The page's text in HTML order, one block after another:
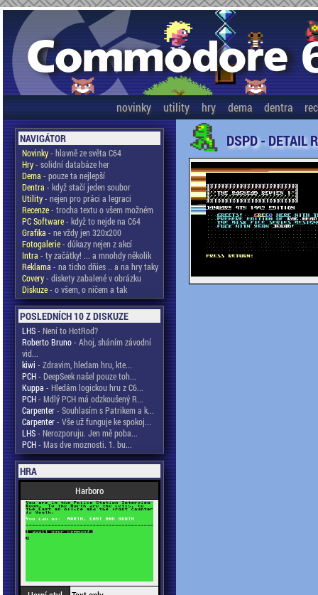
novinky utility hry dema dentra
NAVIGÁTOR
Novinky- hlavně ze světa C64
Hry- solidní databáze her
Dema - pouze ta nejlepší
Dentra - když stačí jeden soubor
Utility- nejen pro práci a legraci
Recenze- trocha textu o všem možném
PC Software- když to nejde na C64
Grafika - ne vždy jen 320x200
Fotogalerie- důkazy nejen z akcí
Intra - ty začátky! ... a mnohdy několik
Reklama - na ticho dňies .. a na hry taky
Covery- diskety zabalené v obrázku
Diskuze- o všem, o ničem a tak
POSLEDNÍCH 10 Z DISKUZE
LHS- Není to HotRod?
Roberto Bruno- Ahoj, sháním závodní
vid...
kiwi - Zdravim, hledam hru, kte...
PCH- DeepSeek našel pouze toh...
Kuppa - Hledám logickou hru z C6...
PCH- Mdlý PCH má odzkoušený R...
Carpenter- Souhlasím s Patrikem a k...
Carpenter- Vše už funguje ke spokoj...
LHS- Nerozporuju. Jen mě poba...
PCH- Mas dve moznosti. 1. bu...
HRA
Harboro
DSPD - DETAIL